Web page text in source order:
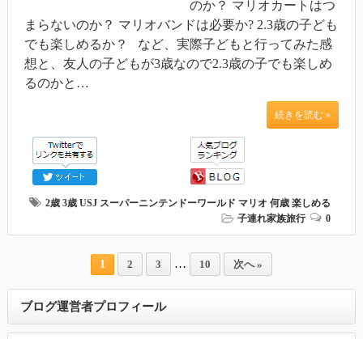
のか？ マリオカートはつ
まらないのか？ マリオバンドは必要か? 2.3歳の子ども
でも楽しめるか？ など、実際子どもと行ってみた感
想と、友人の子どもが3歳なので2.3歳の子でも楽しめ
るのかと…
続きを読む »
2歳 3歳 USJ スーパーニンテンドーワールド マリオ 何歳 楽しめる
子連れ家族旅行
0
1 2 3 … 10 次へ »
ブログ運営者プロフィール